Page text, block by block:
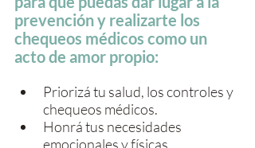
prevención y realizarte los
chequeos médicos como un
acto de amor propio:
Priorizá tu salud, los controles y
chequeos médicos.
Honrá tus necesidades
emocionales y físicas.